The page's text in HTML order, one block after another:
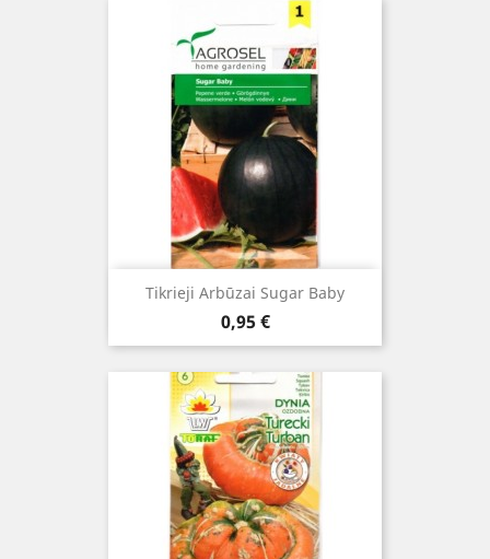
Tikrieji Arbūzai Sugar Baby
Kaina
0,95 €